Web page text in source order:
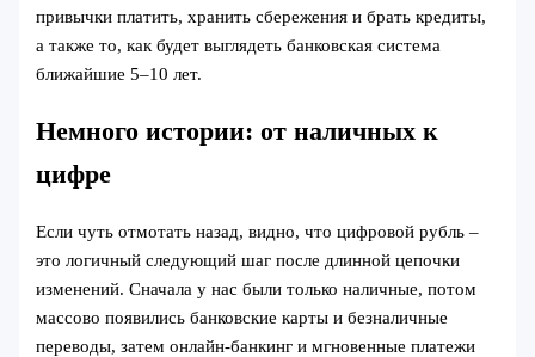
привычки платить, хранить сбережения и брать кредиты,
а также то, как будет выглядеть банковская система
ближайшие 5–10 лет.
Немного истории: от наличных к
цифре
Если чуть отмотать назад, видно, что цифровой рубль –
это логичный следующий шаг после длинной цепочки
изменений. Сначала у нас были только наличные, потом
массово появились банковские карты и безналичные
переводы, затем онлайн-банкинг и мгновенные платежи